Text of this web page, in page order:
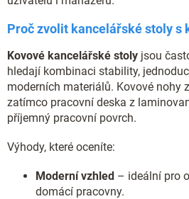
Proč zvolit kancelářské stoly s
Kovové kancelářské stoly jsou
hledají kombinaci stability,
moderních materiálů. Kovové nohy
zatímco pracovní deska z
příjemný pracovní povrch.
Výhody, které oceníte:
Moderní vzhled – ideální pro
domácí pracovny.